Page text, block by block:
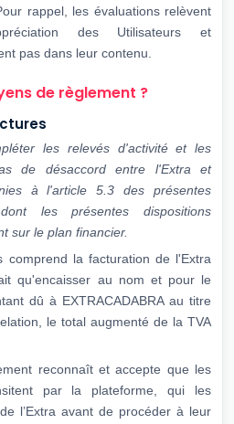
rappel, les évaluations relèvent
des Utilisateurs et
pas dans leur contenu.
de règlement ?
les relevés d'activité et les
de
désaccord entre l'Extra et
à l'article 5.3 des présentes
les présentes dispositions
sur le plan financier.
comprend la facturation de l'Extra
qu'encaisser au nom et pour le
dû à EXTRACADABRA au titre
le total augmenté de la TVA
reconnaît et accepte que les
par la plateforme, qui les
l’Extra avant de procéder à leur